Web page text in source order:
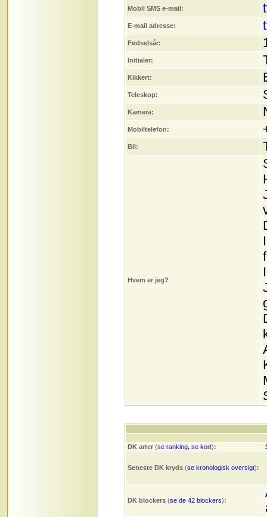
Mobil SMS e-mail:
E-mail adresse:
Fødselsår:
Initialer:
Kikkert:
Teleskop:
Kamera:
Mobiltelefon:
Bil:
Hvem er jeg?
DK arter (se ranking, se kort):
Seneste DK kryds (se kronologisk oversigt):
DK blockers (se de 42 blockers):